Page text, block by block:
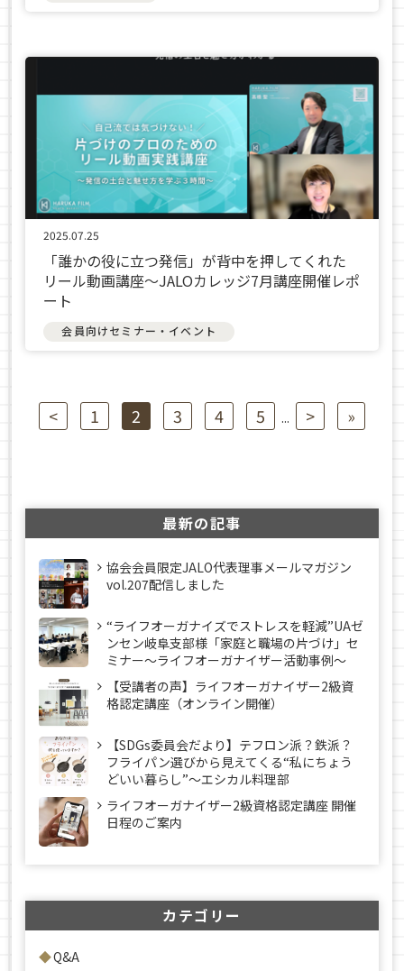
2025.07.25
「誰かの役に立つ発信」が背中を押してくれた
リール動画講座〜JALOカレッジ7月講座開催レポ
ート
会員向けセミナー・イベント
< 1 2 3 4 5 ... > »
最新の記事
協会会員限定JALO代表理事メールマガジン
vol.207配信しました
“ライフオーガナイズでストレスを軽減”UAゼ
ンセン岐阜支部様「家庭と職場の片づけ」セ
ミナー～ライフオーガナイザー活動事例〜
【受講者の声】ライフオーガナイザー2級資
格認定講座（オンライン開催）
【SDGs委員会だより】テフロン派？鉄派？
フライパン選びから見えてくる“私にちょう
どいい暮らし”～エシカル料理部
ライフオーガナイザー2級資格認定講座 開催
日程のご案内
カテゴリー
Q&A